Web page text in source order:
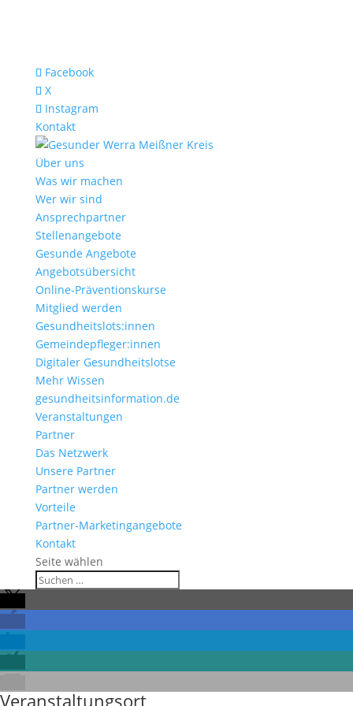
Facebook
X
Instagram
Kontakt
Über uns
Was wir machen
Wer wir sind
Ansprechpartner
Stellenangebote
Gesunde Angebote
Angebotsübersicht
Online-Präventionskurse
Mitglied werden
Gesundheitslots:innen
Gemeindepfleger:innen
Digitaler Gesundheitslotse
Mehr Wissen
gesundheitsinformation.de
Veranstaltungen
Partner
Das Netzwerk
Unsere Partner
Partner werden
Vorteile
Partner-Marketingangebote
Kontakt
Seite wählen
Veranstaltungsort